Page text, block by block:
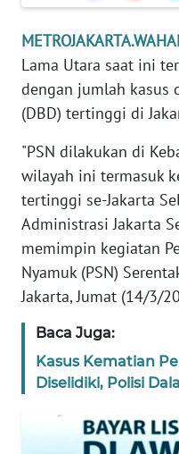
Lama Utara saat ini
dengan jumlah kasus
(DBD) tertinggi di
"PSN dilakukan di
wilayah ini termasuk
tertinggi se-Jakarta
Administrasi Jakarta
memimpin kegiatan
Nyamuk (PSN)
Jakarta, Jumat (14/3/
Baca Juga:
Kasus Kematian
Diselidiki, Polisi
KARIR
DISCLAIMER
Wahana
News
Regional
WN
SUMUT
WN
JAKARTA
WN
JABAR